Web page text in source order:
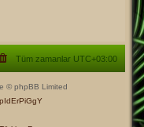
Tüm zamanlar UTC+03:00
© phpBB Limited